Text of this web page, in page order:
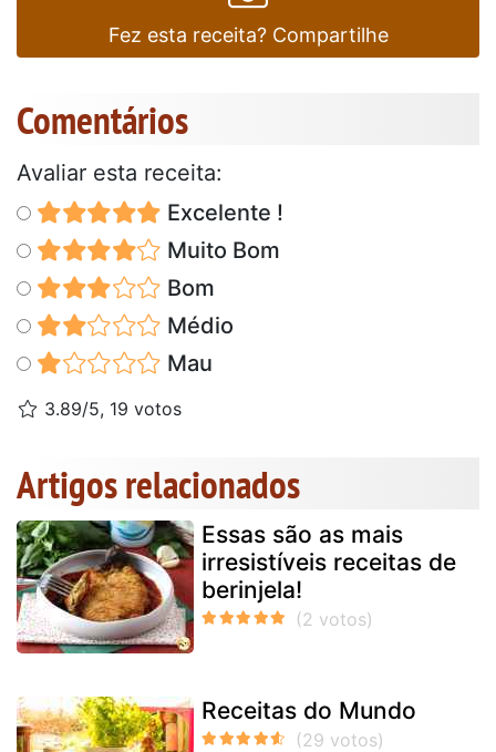
Fez esta receita? Compartilhe
Comentários
Avaliar esta receita:
Excelente !
Muito Bom
Bom
Médio
Mau
3.89/5, 19 votos
Artigos relacionados
Essas são as mais
irresistíveis receitas de
berinjela!
Receitas do Mundo